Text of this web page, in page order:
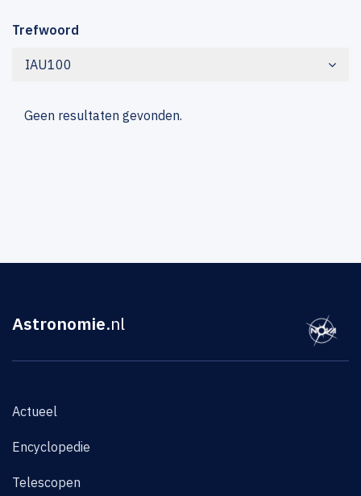
Trefwoord
IAU100
Geen resultaten gevonden.
Astronomie.nl
Actueel
Encyclopedie
Telescopen